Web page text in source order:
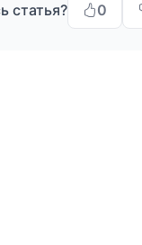
статья? 0